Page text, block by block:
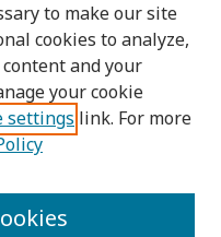
to make our site
cookies to analyze,
and your
your cookie
settings link. For more